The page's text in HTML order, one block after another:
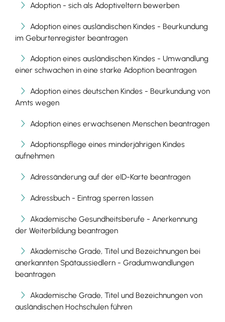
Adoption - sich als Adoptiveltern bewerben
Adoption eines ausländischen Kindes - Beurkundung
im Geburtenregister beantragen
Adoption eines ausländischen Kindes - Umwandlung
einer schwachen in eine starke Adoption beantragen
Adoption eines deutschen Kindes - Beurkundung von
Amts wegen
Adoption eines erwachsenen Menschen beantragen
Adoptionspflege eines minderjährigen Kindes
aufnehmen
Adressänderung auf der eID-Karte beantragen
Adressbuch - Eintrag sperren lassen
Akademische Gesundheitsberufe - Anerkennung
der Weiterbildung beantragen
Akademische Grade, Titel und Bezeichnungen bei
anerkannten Spätaussiedlern - Gradumwandlungen
beantragen
Akademische Grade, Titel und Bezeichnungen von
ausländischen Hochschulen führen